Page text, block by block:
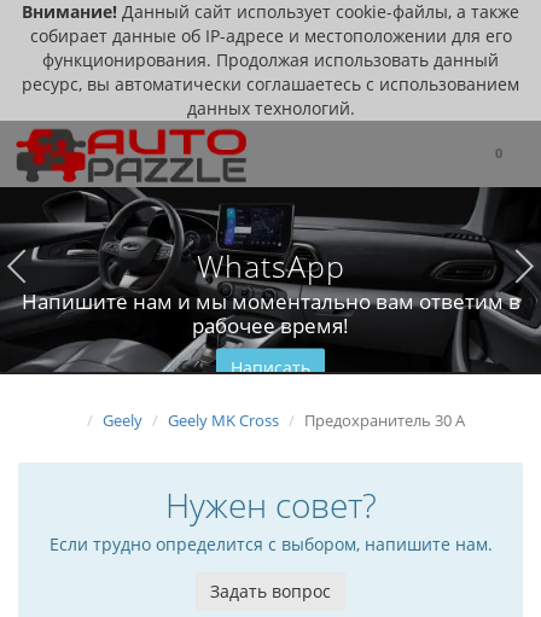
Внимание! Данный сайт использует cookie-файлы, а также
собирает данные об IP-адресе и местоположении для его
функционирования. Продолжая использовать данный
ресурс, вы автоматически соглашаетесь с использованием
данных технологий.
0
WhatsApp
Напишите нам и мы моментально вам ответим в
рабочее время!
Написать
Geely Geely MK Cross Предохранитель 30 А
Нужен совет?
Если трудно определится с выбором, напишите нам.
Задать вопрос